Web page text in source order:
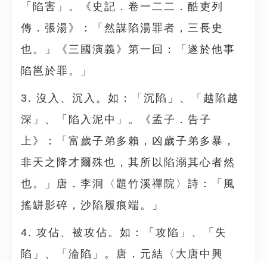
「陷害」。《史記．卷一二二．酷吏列
傳．張湯》：「然謀陷湯罪者，三長史
也。」《三國演義》第一回：「遂於他事
陷邕於罪。」
3. 沒入、沉入。如：「沉陷」、「越陷越
深」、「陷入泥中」。《孟子．告子
上》：「富歲子弟多賴，凶歲子弟多暴，
非天之降才爾殊也，其所以陷溺其心者然
也。」唐．李洞〈題竹溪禪院〉詩：「風
搖缾影碎，沙陷履痕端。」
4. 攻佔、被攻佔。如：「攻陷」、「失
陷」、「淪陷」。唐．元結〈大唐中興